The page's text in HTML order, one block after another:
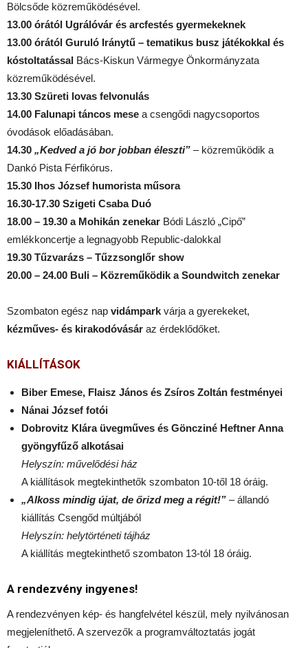
Bölcsőde közreműködésével.
13.00 órától Ugrálóvár és arcfestés gyermekeknek
13.00 órától Guruló Iránytű – tematikus busz játékokkal és
kóstoltatással Bács-Kiskun Vármegye Önkormányzata
közreműködésével.
13.30 Szüreti lovas felvonulás
14.00 Falunapi táncos mese a csengődi nagycsoportos
óvodások előadásában.
14.30 „Kedved a jó bor jobban éleszti” – közreműködik a
Dankó Pista Férfikórus.
15.30 Ihos József humorista műsora
16.30-17.30 Szigeti Csaba Duó
18.00 – 19.30 a Mohikán zenekar Bódi László „Cipő”
emlékkoncertje a legnagyobb Republic-dalokkal
19.30 Tűzvarázs – Tűzzsonglőr show
20.00 – 24.00 Buli – Közreműködik a Soundwitch zenekar
Szombaton egész nap vidámpark várja a gyerekeket,
kézműves- és kirakodóvásár az érdeklődőket.
KIÁLLÍTÁSOK
Biber Emese, Flaisz János és Zsíros Zoltán festményei
Nánai József fotói
Dobrovitz Klára üvegműves és Göncziné Heftner Anna
gyöngyfűző alkotásai
Helyszín: művelődési ház
A kiállítások megtekinthetők szombaton 10-től 18 óráig.
„Alkoss mindig újat, de őrizd meg a régit!” – állandó
kiállítás Csengőd múltjából
Helyszín: helytörténeti tájház
A kiállítás megtekinthető szombaton 13-tól 18 óráig.
A rendezvény ingyenes!
A rendezvényen kép- és hangfelvétel készül, mely nyilvánosan
megjeleníthető. A szervezők a programváltoztatás jogát